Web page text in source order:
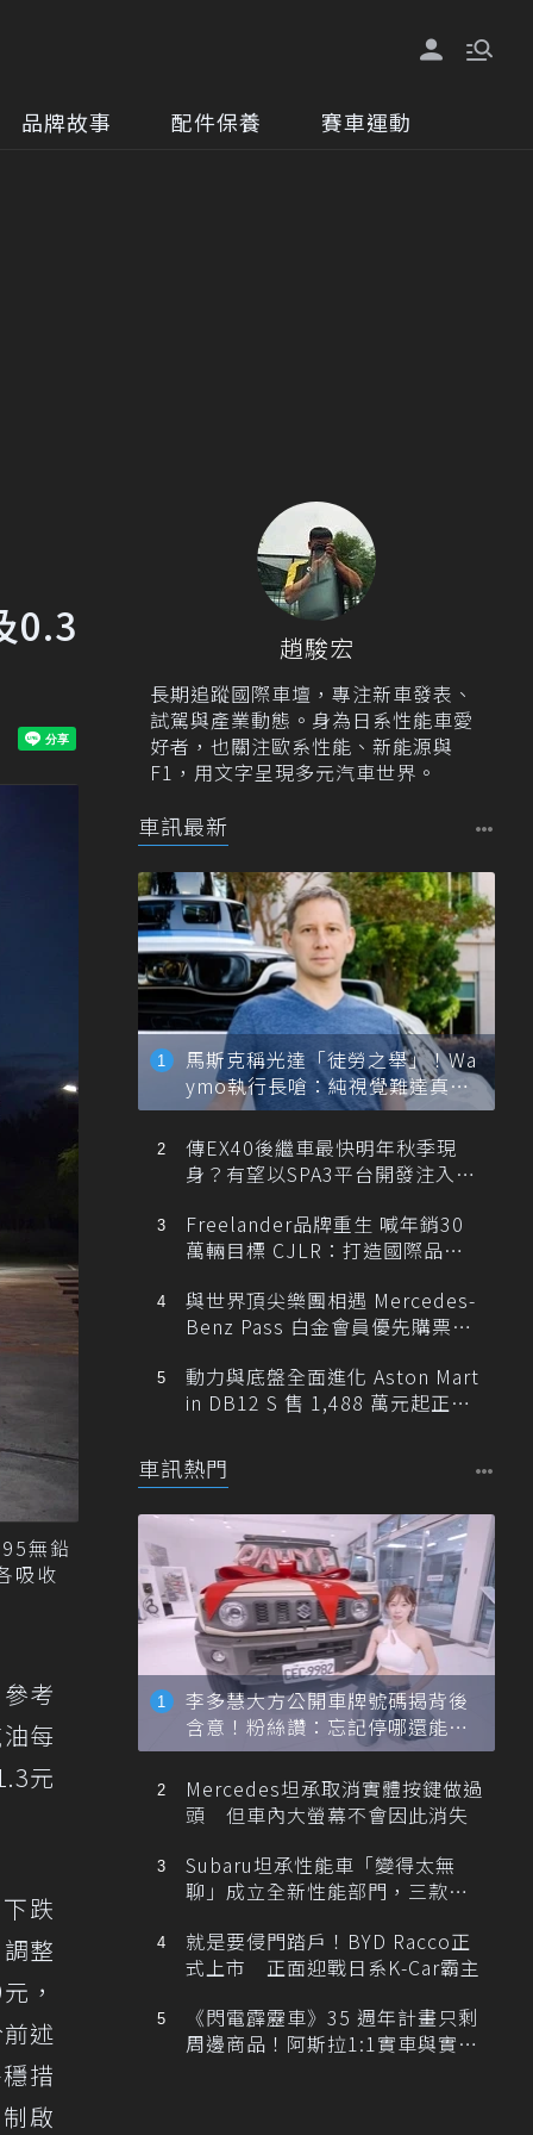
品牌故事 配件保養 賽車運動
0.3
無鉛
吸收
考
每
元
跌
整
，
述
措
啟
趙駿宏
長期追蹤國際車壇，專注新車發表、
試駕與產業動態。身為日系性能車愛
好者，也關注歐系性能、新能源與
F1，用文字呈現多元汽車世界。
車訊最新
馬斯克稱光達「徒勞之舉」！Wa
ymo執行長嗆：純視覺難達真正
自動駕駛
傳EX40後繼車最快明年秋季現
身？有望以SPA3平台開發注入80
Freelander品牌重生 喊年銷30
萬輛目標 CJLR：打造國際品牌
與世界頂尖樂團相遇 Mercedes-
Benz Pass 白金會員優先購票維
動力與底盤全面進化 Aston Mart
in DB12 S 售 1,488 萬元起正式
車訊熱門
李多慧大方公開車牌號碼揭背後
含意！粉絲讚：忘記停哪還能幫
忙找車
Mercedes坦承取消實體按鍵做過
頭 但車內大螢幕不會因此消失
Subaru坦承性能車「變得太無
聊」成立全新性能部門，三款手
就是要侵門踏戶！BYD Racco正
式上市 正面迎戰日系K-Car霸主
《閃電霹靂車》35 週年計畫只剩
周邊商品！阿斯拉1:1實車與實體